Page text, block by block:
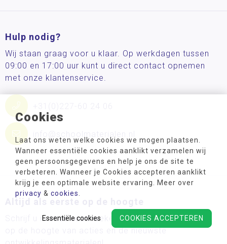
Cookies
Laat ons weten welke cookies we mogen plaatsen.
Wanneer essentiële cookies aanklikt verzamelen wij
geen persoonsgegevens en help je ons de site te
verbeteren. Wanneer je Cookies accepteren aanklikt
krijg je een optimale website ervaring. Meer over
privacy & cookies
COOKIES ACCEPTEREN
Essentiële cookies
Hulp nodig?
Wij staan graag voor u klaar. Op werkdagen tussen
09:00 en 17:00 uur kunt u direct contact opnemen
met onze klantenservice.
Schrijf u in voor onze wekelijkse nieuwsbrief en blijf
op de hoogte van acties en de nieuwste